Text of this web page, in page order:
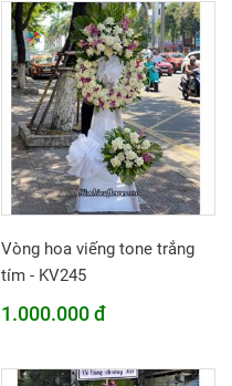
Vòng hoa viếng tone trắng
tím - KV245
1.000.000 đ